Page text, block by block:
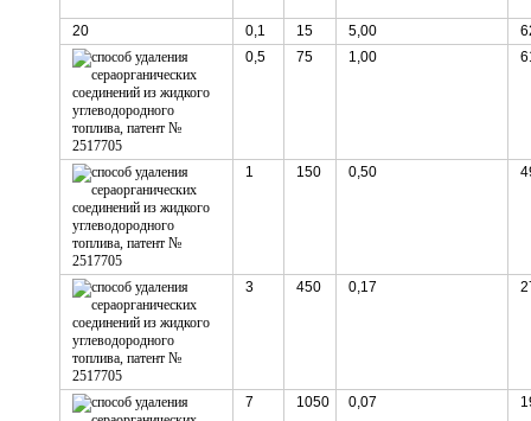
20 0,1 15 5,00
0,5
75 1,00
1 150 0,50
3 450 0,17
7 1050 0,07